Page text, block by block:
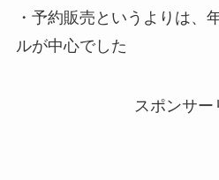
・予約販売というよりは、
ルが中心でした
スポンサー